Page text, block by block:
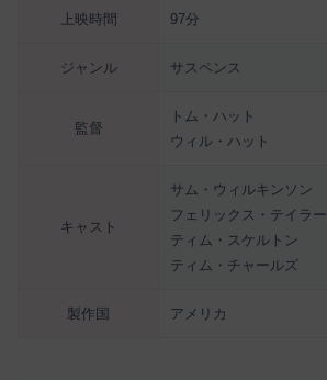
上映時間 97分
ジャンル サスペンス
監督
トム・ハット
ウィル・ハット
キャスト
サム・ウィルキンソン
フェリックス・テイラー
ティム・スケルトン
ティム・チャールズ
製作国 アメリカ